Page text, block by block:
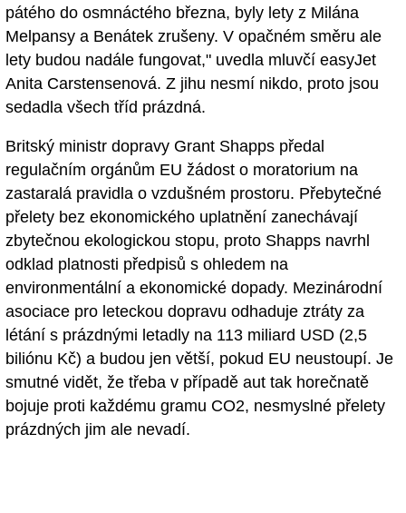
pátého do osmnáctého března, byly lety z Milána
Melpansy a Benátek zrušeny. V opačném směru ale
lety budou nadále fungovat," uvedla mluvčí easyJet
Anita Carstensenová. Z jihu nesmí nikdo, proto jsou
sedadla všech tříd prázdná.
Britský ministr dopravy Grant Shapps předal
regulačním orgánům EU žádost o moratorium na
zastaralá pravidla o vzdušném prostoru. Přebytečné
přelety bez ekonomického uplatnění zanechávají
zbytečnou ekologickou stopu, proto Shapps navrhl
odklad platnosti předpisů s ohledem na
environmentální a ekonomické dopady. Mezinárodní
asociace pro leteckou dopravu odhaduje ztráty za
létání s prázdnými letadly na 113 miliard USD (2,5
biliónu Kč) a budou jen větší, pokud EU neustoupí. Je
smutné vidět, že třeba v případě aut tak horečnatě
bojuje proti každému gramu CO2, nesmyslné přelety
prázdných jim ale nevadí.